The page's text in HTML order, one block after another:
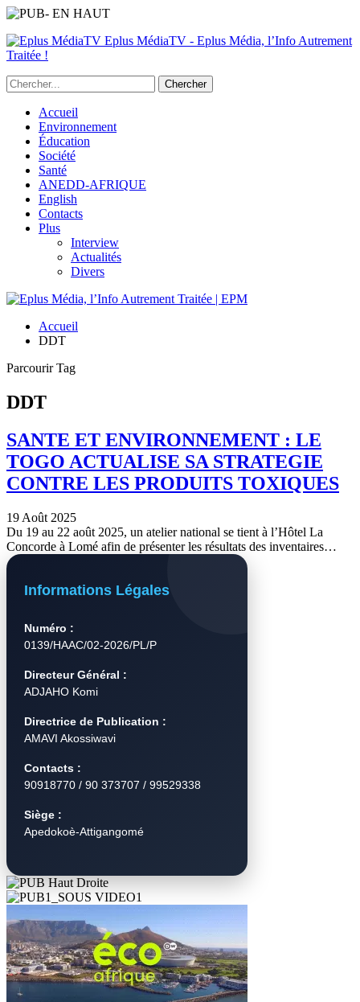
Eplus MédiaTV - Eplus Média, l’Info Autrement
Traitée !
Accueil
Environnement
Éducation
Société
Santé
ANEDD-AFRIQUE
English
Contacts
Plus
Interview
Actualités
Divers
Accueil
DDT
Parcourir Tag
DDT
SANTE ET ENVIRONNEMENT : LE
TOGO ACTUALISE SA STRATEGIE
CONTRE LES PRODUITS TOXIQUES
19 Août 2025
Du 19 au 22 août 2025, un atelier national se tient à l’Hôtel La
Concorde à Lomé afin de présenter les résultats des inventaires…
Informations Légales
Numéro :
0139/HAAC/02-2026/PL/P
Directeur Général :
ADJAHO Komi
Directrice de Publication :
AMAVI Akossiwavi
Contacts :
90918770 / 90 373707 / 99529338
Siège :
Apedokoè-Attigangomé